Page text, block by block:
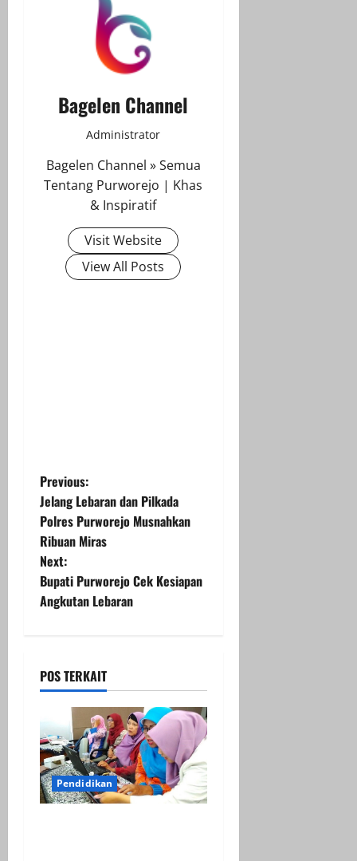
Bagelen Channel
Administrator
Bagelen Channel » Semua
Tentang Purworejo | Khas
& Inspiratif
Visit Website
View All Posts
P
o
s
t
v
i
g
a
Previous:
Jelang Lebaran dan Pilkada
Polres Purworejo Musnahkan
Ribuan Miras
Next:
Bupati Purworejo Cek Kesiapan
Angkutan Lebaran
POS TERKAIT
Pendidikan